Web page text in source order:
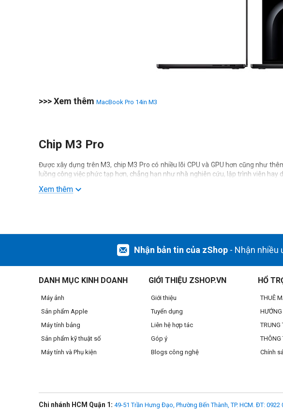
>>> Xem thêm MacBook Pro 14in M3
Chip M3 Pro
Được xây dựng trên M3, chip M3 Pro có nhiều lõi CPU và GPU hơn cũng như
luồng công việc phức tạp hơn, chẳng hạn như nhà nghiên cứu, lập trình viên
Xem thêm
Nhận bản tin của zShop - Nhận nhiều
DANH MỤC KINH DOANH
Máy ảnh
Sản phẩm Apple
Máy tính bảng
Sản phẩm kỹ thuật số
Máy tính và Phụ kiện
GIỚI THIỆU ZSHOP.VN
Giới thiệu
Tuyển dụng
Liên hệ hợp tác
Góp ý
Blogs công nghệ
HỔ
THUÊ
TRUNG
THÔNG
Chính
Chi nhánh HCM Quận 1: 49-51 Trần Hưng Đạo, Phường Bến Thành, TP. HCM. ĐT: 0922